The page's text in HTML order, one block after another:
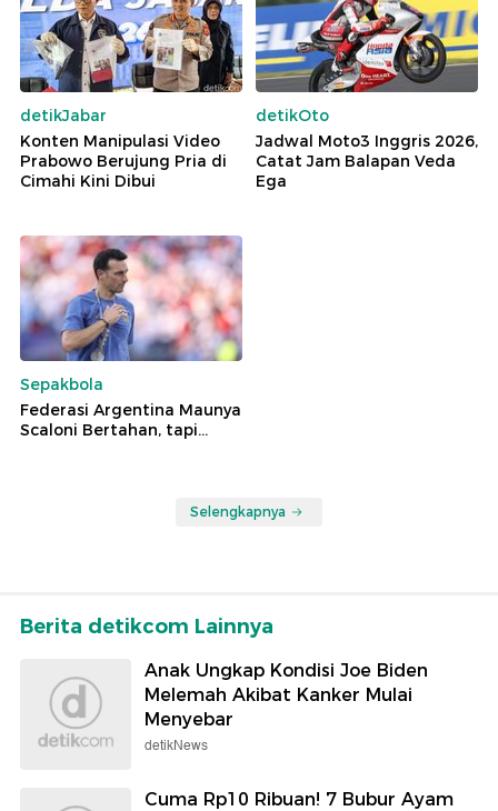
detikJabar
Konten Manipulasi Video
Prabowo Berujung Pria di
Cimahi Kini Dibui
detikOto
Jadwal Moto3 Inggris 2026,
Catat Jam Balapan Veda
Ega
Sepakbola
Federasi Argentina Maunya
Scaloni Bertahan, tapi...
Selengkapnya
Berita detikcom Lainnya
Anak Ungkap Kondisi Joe Biden
Melemah Akibat Kanker Mulai
Menyebar
detikNews
Cuma Rp10 Ribuan! 7 Bubur Ayam